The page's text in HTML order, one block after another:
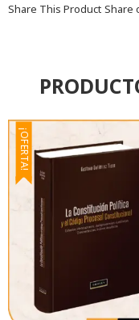
Share This Product Share
¡OFERTA!